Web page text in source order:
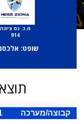
מ.כ. נס ציונה
914
שופט:
קבוצה/מערכה